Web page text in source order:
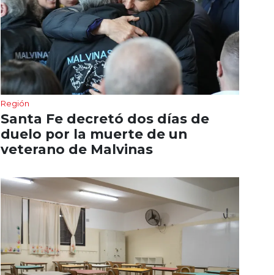
Región
Santa Fe decretó dos días de
duelo por la muerte de un
veterano de Malvinas